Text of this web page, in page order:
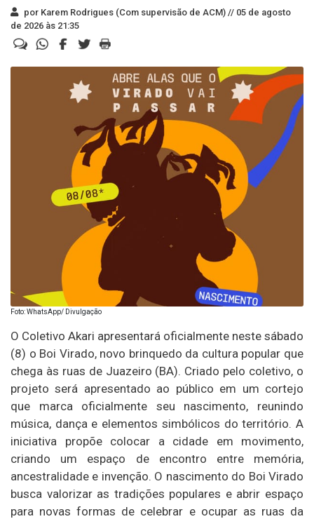
por Karem Rodrigues (Com supervisão de ACM) // 05 de agosto
de 2026 às 21:35
Foto: WhatsApp/ Divulgação
O Coletivo Akari apresentará oficialmente neste sábado
(8) o Boi Virado, novo brinquedo da cultura popular que
chega às ruas de Juazeiro (BA). Criado pelo coletivo, o
projeto será apresentado ao público em um cortejo
que marca oficialmente seu nascimento, reunindo
música, dança e elementos simbólicos do território. A
iniciativa propõe colocar a cidade em movimento,
criando um espaço de encontro entre memória,
ancestralidade e invenção. O nascimento do Boi Virado
busca valorizar as tradições populares e abrir espaço
para novas formas de celebrar e ocupar as ruas da